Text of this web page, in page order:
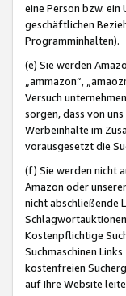
eine Person bzw.
geschäftlichen
Programminhalten).
(e) Sie werden
„ammazon“,
Versuch
sorgen, dass von
Werbeinhalte im
vorausgesetzt die
(f) Sie werden nicht
Amazon oder
nicht abschließende
Kostenpflichtige
Suchmaschinen
kostenfreien
auf Ihre Website